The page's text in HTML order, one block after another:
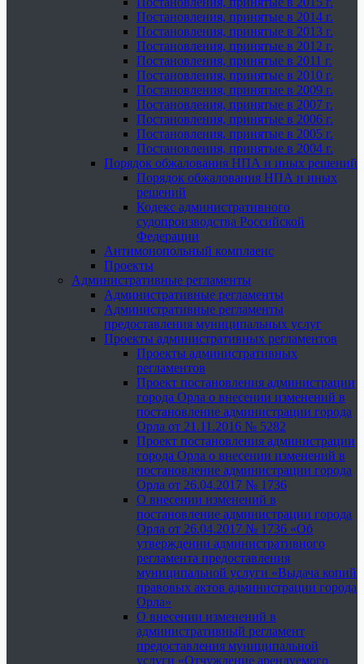
Постановления, принятые в 2014 г.
Постановления, принятые в 2013 г.
Постановления, принятые в 2012 г.
Постановления, принятые в 2011 г.
Постановления, принятые в 2010 г.
Постановления, принятые в 2009 г.
Постановления, принятые в 2007 г.
Постановления, принятые в 2006 г.
Постановления, принятые в 2005 г.
Постановления, принятые в 2004 г.
Порядок обжалования НПА и иных решений
Порядок обжалования НПА и иных
решений
Кодекс административного
судопроизводства Российской
Федерации
Антимонопольный комплаенс
Проекты
Административные регламенты
Административные регламенты
Административные регламенты
предоставления муниципальных услуг
Проекты административных регламентов
Проекты административных
регламентов
Проект постановления администрации
города Орла о внесении изменений в
постановление администрации города
Орла от 21.11.2016 № 5282
Проект постановления администрации
города Орла о внесении изменений в
постановление администрации города
Орла от 26.04.2017 № 1736
О внесении изменений в
постановление администрации города
Орла от 26.04.2017 № 1736 «Об
утверждении административного
регламента предоставления
муниципальной услуги «Выдача копий
правовых актов администрации города
Орла»
О внесении изменений в
административный регламент
предоставления муниципальной
услуги «Отчуждение арендуемого